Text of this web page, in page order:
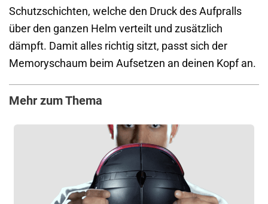
Schutzschichten, welche den Druck des Aufpralls
über den ganzen Helm verteilt und zusätzlich
dämpft. Damit alles richtig sitzt, passt sich der
Memoryschaum beim Aufsetzen an deinen Kopf an.
Mehr zum Thema